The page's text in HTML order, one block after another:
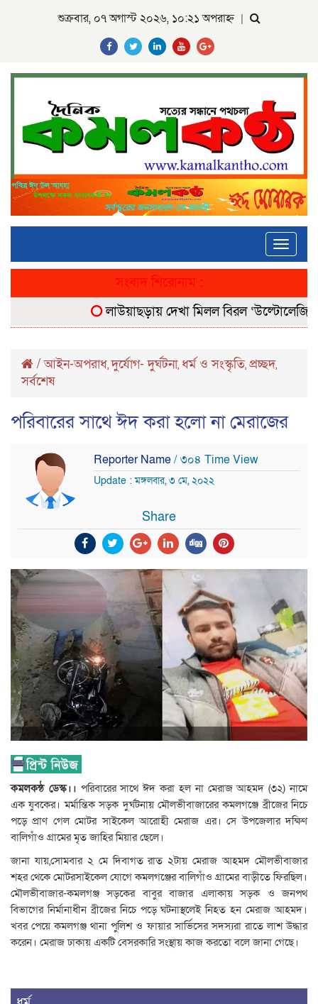
শুক্রবার, ০৭ অগাস্ট ২০২৬, ১০:২১ অপরাহ্ন |
Toggle
সংবাদ শিরোনাম :
লাউয়াছড়ায় দেখা মিলল বিরল ‘উল্টোলেজি’
/আইন-অপরাধ,দুর্যোগ- দুর্ঘটনা, ধর্ম ও সংস্কৃতি, প্রচ্ছদ,
সর্বশেষ
পরিবারের সাথে ঈদ করা হলো না মেরাজের
Reporter Name/ ৩০৪ Time View
Update : মঙ্গলবার, ৩ মে, ২০২২
Share
কমলকন্ঠ ডেস্ক।। পরিবারের সাথে ঈদ করা হল না মেরাজ আহমদ (৩২) নামে
এক যুবকের। মর্মান্তিক সড়ক দুর্ঘটনায় মৌলভীবাজারের কমলগঞ্জে ব্রীজের নিচে
পড়ে প্রাণ গেল মোটর সাইকেল আরোহী মেরাজ এর। সে উপজেলার দক্ষিণ
বালিগাঁও গ্রামের মৃত জাহির মিয়ার ছেলে।
জানা যায়,সোমবার ২ মে দিবাগত রাত ২টায় মেরাজ আহমদ মৌলভীবাজার
শহর থেকে মোটরসাইকেল যোগে কমলগঞ্জের বালিগাঁও গ্রামের বাড়ীতে ফিরছিল।
মৌলভীবাজার-কমলগঞ্জ সড়কের বাবুর বাজার এলাকায় সড়ক ও জনপথ
বিভাগের নির্মানাধীন ব্রীজের নিচে পড়ে ঘটনাস্থলেই নিহত হন মেরাজ আহমদ।
খবর পেয়ে কমলগঞ্জ থানা পুলিশ ও ফায়ার সার্ভিসের সদস্যরা রাতে লাশ উদ্ধার
করেন। মেরাজ ঢাকায় একটি বেসরকারি সংস্থায় কাজ করতো বলে জানা গেছে।